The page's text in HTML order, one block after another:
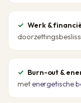
Werk &
Burn-out &
met energetische